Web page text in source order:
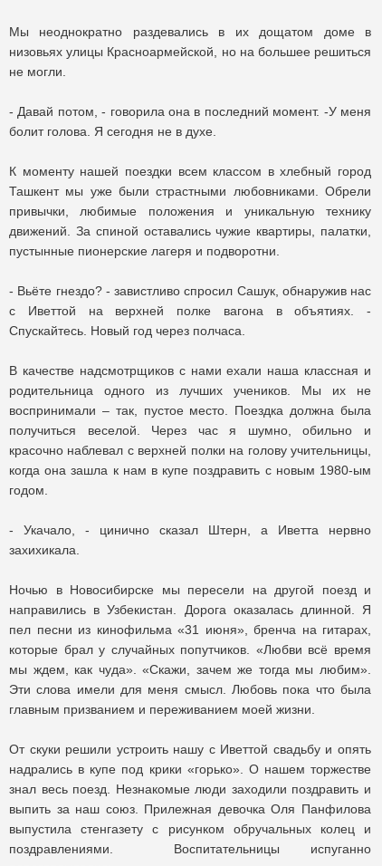
Мы неоднократно раздевались в их дощатом доме в
низовьях улицы Красноармейской, но на большее решиться
не могли.
- Давай потом, - говорила она в последний момент. -У меня
болит голова. Я сегодня не в духе.
К моменту нашей поездки всем классом в хлебный город
Ташкент мы уже были страстными любовниками. Обрели
привычки, любимые положения и уникальную технику
движений. За спиной оставались чужие квартиры, палатки,
пустынные пионерские лагеря и подворотни.
- Вьёте гнездо? - завистливо спросил Сашук, обнаружив нас
с Иветтой на верхней полке вагона в объятиях. -
Спускайтесь. Новый год через полчаса.
В качестве надсмотрщиков с нами ехали наша классная и
родительница одного из лучших учеников. Мы их не
воспринимали – так, пустое место. Поездка должна была
получиться веселой. Через час я шумно, обильно и
красочно наблевал с верхней полки на голову учительницы,
когда она зашла к нам в купе поздравить с новым 1980-ым
годом.
- Укачало, - цинично сказал Штерн, а Иветта нервно
захихикала.
Ночью в Новосибирске мы пересели на другой поезд и
направились в Узбекистан. Дорога оказалась длинной. Я
пел песни из кинофильма «31 июня», бренча на гитарах,
которые брал у случайных попутчиков. «Любви всё вpемя
мы ждем, как чуда». «Скажи, зачем же тогда мы любим».
Эти слова имели для меня смысл. Любовь пока что была
главным призванием и переживанием моей жизни.
От скуки решили устроить нашу с Иветтой свадьбу и опять
надрались в купе под крики «горько». О нашем торжестве
знал весь поезд. Незнакомые люди заходили поздравить и
выпить за наш союз. Прилежная девочка Оля Панфилова
выпустила стенгазету с рисунком обручальных колец и
поздравлениями. Воспитательницы испуганно